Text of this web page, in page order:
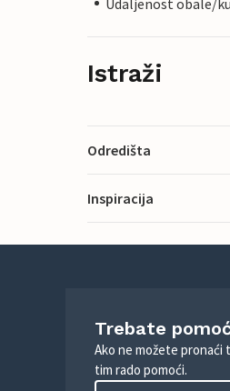
Istraži
Odredišta
Inspiracija
Trebate
Ako ne možete pronaći
tim rado pomoći.